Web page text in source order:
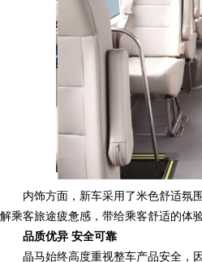
内饰方面，新车采用了米色舒适氛
解乘客旅途疲惫感，带给乘客舒适的体验
品质优异 安全可靠
晶马始终高度重视整车产品安全，